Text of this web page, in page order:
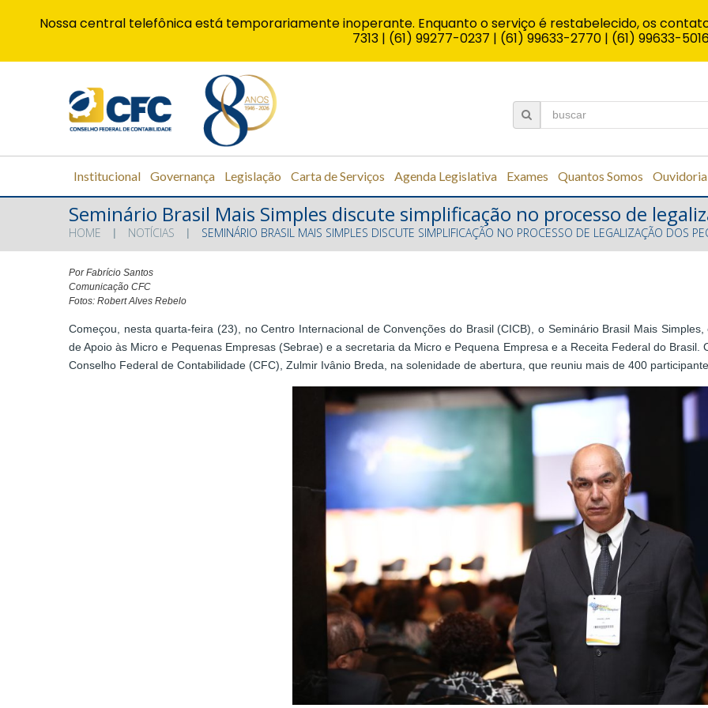
Institucional Governança Legislação Carta de Serviços Agenda Legislativa Exames Quantos Somos Ouvidoria
Seminário Brasil Mais Simples discute simplificação no processo de
HOME NOTÍCIAS SEMINÁRIO BRASIL MAIS SIMPLES DISCUTE SIMPLIFICAÇÃO NO PROCESSO DE LEGALIZAÇÃO DOS
Por Fabrício Santos
Comunicação CFC
Fotos: Robert Alves Rebelo
Começou, nesta quarta-feira (23), no Centro Internacional de Convenções do Brasil (CICB), o Seminário Brasil Mais
de Apoio às Micro e Pequenas Empresas (Sebrae) e a secretaria da Micro e Pequena Empresa e a Receita Federal do
Conselho Federal de Contabilidade (CFC), Zulmir Ivânio Breda, na solenidade de abertura, que reuniu mais de 400
Nossa central telefônica está temporariamente inoperante. Enquanto o serviço é restabelecido, os
7313 | (61) 99277-0237 | (61) 99633-2770 | (61) 99633-